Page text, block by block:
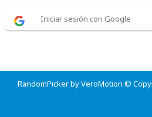
Iniciar sesión con Google
RandomPicker by VeroMotion ©